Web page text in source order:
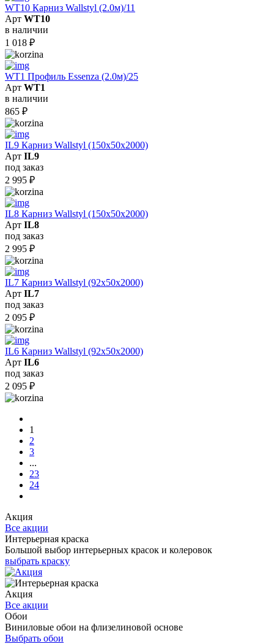
WT10 Карниз Wallstyl (2.0м)/11
Арт WT10
в наличии
1 018 ₽
WT1 Профиль Essenza (2.0м)/25
Арт WT1
в наличии
865 ₽
IL9 Карниз Wallstyl (150х50х2000)
Арт IL9
под заказ
2 995 ₽
IL8 Карниз Wallstyl (150х50х2000)
Арт IL8
под заказ
2 995 ₽
IL7 Карниз Wallstyl (92х50х2000)
Арт IL7
под заказ
2 095 ₽
IL6 Карниз Wallstyl (92х50х2000)
Арт IL6
под заказ
2 095 ₽
1
2
3
...
23
24
Акция
Все акции
Интерьерная краска
Большой выбор интерьерных красок и колеровок
выбрать краску
Акция
Все акции
Обои
Виниловые обои на флизелиновой основе
Выбрать обои